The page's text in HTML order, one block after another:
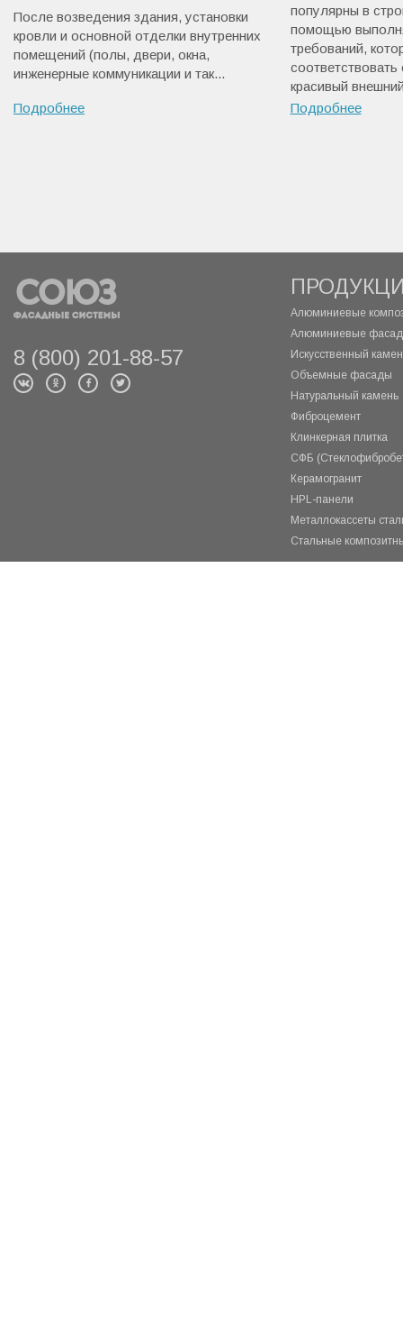
После возведения здания, установки
кровли и основной отделки внутренних
помещений (полы, двери, окна,
инженерные коммуникации и так...
Подробнее
популярны в
помощью
требований,
красивый
Подробнее
8 (800) 201-88-57
Алюминиевые
Алюминиевые
Искусственный
Объемные фасады
Натуральный камень
Фиброцемент
Клинкерная плитка
СФБ
Керамогранит
HPL-панели
Металлокассеты
Стальные